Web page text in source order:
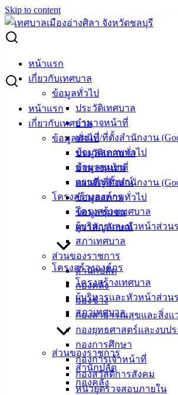
Skip to content
หน้าแรก
เกี่ยวกับเทศบาล
ข้อมูลทั่วไป
ประวัติเทศบาล
อำนาจหน้าที่
แผนที่/ที่ตั้งสำนักงาน
ข้อมูลสภาพทั่วไป
ข้อมูลชุมชน
ตราสัญลักษณ์
โครงสร้างองค์กร
โครงสร้างเทศบาล
ผู้บริหารและหัวหน้าส่วน
สภาเทศบาล
ส่วนของราชการ
สำนักปลัด
กองคลัง
กองช่าง
กองสาธารณสุขและสิ่งแ
กองยุทธศาสตร์และงบป
กองการศึกษา
กองการเจ้าหน้าที่
กองสวัสดิการสังคม
หน่วยตรวจสอบภายใน
หน้าแรก
เกี่ยวกับเทศบาล
ข้อมูลทั่วไป
ประวัติเทศบาล
อำนาจหน้าที่
แผนที่/ที่ตั้งสำนักงาน
ข้อมูลสภาพทั่วไป
ข้อมูลชุมชน
ตราสัญลักษณ์
โครงสร้างองค์กร
โครงสร้างเทศบาล
ผู้บริหารและหัวหน้าส่วน
สภาเทศบาล
ส่วนของราชการ
สำนักปลัด
กองคลัง
Search for:
ข้อมูลเอกสารสารสนเทศเศรษฐกิจการเกษ
ข้อมูลเอกสารสารสนเทศเศร
การเกษตรรายสินค้า ปี 2567
กรกฎาคม 3, 2025 กรกฎาคม 3, 2025